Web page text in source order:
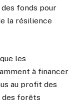
fonds pour
la résilience
les
à financer
au profit des
des forêts